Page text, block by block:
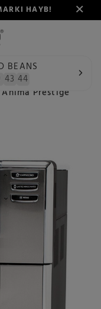
HAYB!
BEANS
43 44
ekspresy do kawy
Prestige